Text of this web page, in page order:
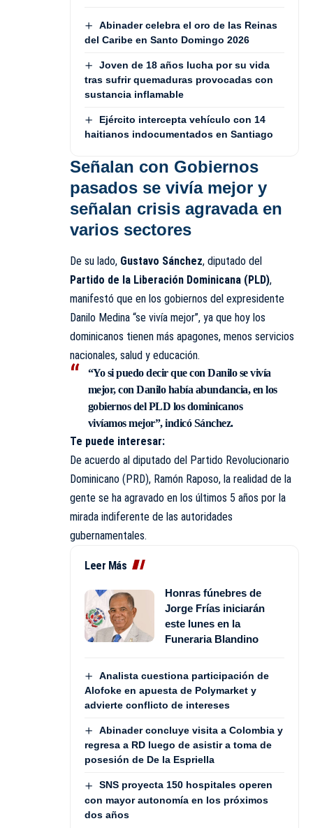
Abinader celebra el oro de las Reinas
del Caribe en Santo Domingo 2026
Joven de 18 años lucha por su vida
tras sufrir quemaduras provocadas con
sustancia inflamable
Ejército intercepta vehículo con 14
haitianos indocumentados en Santiago
Señalan con Gobiernos
pasados se vivía mejor y
señalan crisis agravada en
varios sectores
De su lado, Gustavo Sánchez, diputado del
Partido de la Liberación Dominicana (PLD),
manifestó que en los gobiernos del expresidente
Danilo Medina “se vivía mejor”, ya que hoy los
dominicanos tienen más apagones, menos servicios
nacionales, salud y educación.
“Yo si puedo decir que con Danilo se vivía
mejor, con Danilo había abundancia, en los
gobiernos del PLD los dominicanos
vivíamos mejor”, indicó Sánchez.
Te puede interesar:
De acuerdo al diputado del Partido Revolucionario
Dominicano (PRD), Ramón Raposo, la realidad de la
gente se ha agravado en los últimos 5 años por la
mirada indiferente de las autoridades
gubernamentales.
Leer Más
Honras fúnebres de
Jorge Frías iniciarán
este lunes en la
Funeraria Blandino
Analista cuestiona participación de
Alofoke en apuesta de Polymarket y
advierte conflicto de intereses
Abinader concluye visita a Colombia y
regresa a RD luego de asistir a toma de
posesión de De la Espriella
SNS proyecta 150 hospitales operen
con mayor autonomía en los próximos
dos años